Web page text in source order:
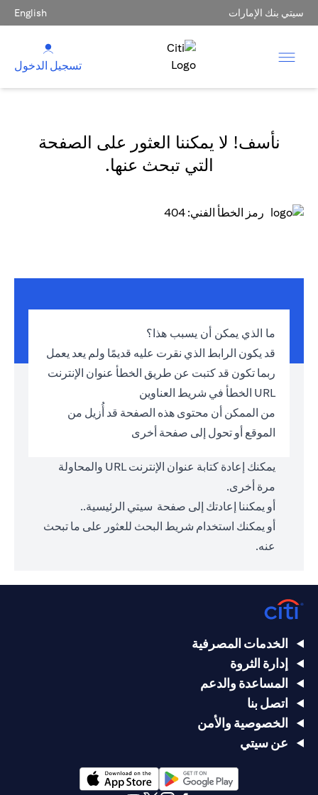
سيتي بنك الإمارات English
تسجيل الدخول
نأسف! لا يمكننا العثور على الصفحة
التي تبحث عنها.
رمز الخطأ الفني: 404
ما الذي يمكن أن يسبب هذا؟
قد يكون الرابط الذي نقرت عليه قديمًا ولم يعد يعمل
ربما تكون قد كتبت عن طريق الخطأ عنوان الإنترنت
URL الخطأ في شريط العناوين
من الممكن أن محتوى هذه الصفحة قد أُزيل من
الموقع أو تحول إلى صفحة أخرى
يمكنك إعادة كتابة عنوان الإنترنت URL والمحاولة
مرة أخرى.
أو يمكننا إعادتك إلى صفحة سيتي الرئيسية..
أو يمكنك استخدام شريط البحث للعثور على ما تبحث
عنه.
الخدمات المصرفية
إدارة الثروة
المساعدة والدعم
اتصل بنا
الخصوصية والأمن
عن سيتي